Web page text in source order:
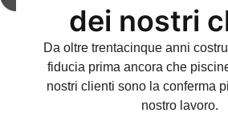
dei nostri
Da oltre trentacinque anni
fiducia prima ancora che
nostri clienti sono la conferma
nostro lavoro.